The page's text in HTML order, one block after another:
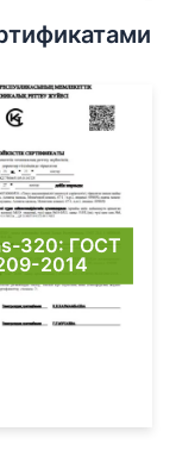
320: ГОСТ
2014